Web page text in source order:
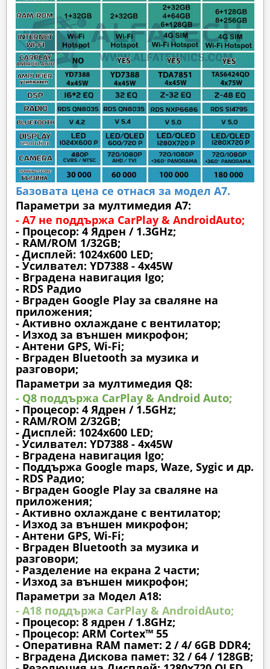
Базовата цена се отнася за модел А7.
Параметри за мултимедия A7:
- A7 не поддържа CarPlay & AndroidAuto;
- Процесор: 4 Ядрен / 1.3GHz;
- RAM/ROM 1/32GB;
- Дисплей: 1024х600 LED;
- Усилвател: YD7388 - 4x45W
- Вградена навигация Igo;
- RDS Радио
- Вграден Google Play за сваляне на
приложения;
- Активно охлаждане с вентилатор;
- Изход за външен микрофон;
- Антени GPS, Wi-Fi;
- Вграден Bluetooth за музика и
разговори;
Параметри за мултимедия Q8:
- Q8 поддържа CarPlay & Android Auto;
- Процесор: 4 Ядрен / 1.5GHz;
- RAM/ROM 2/32GB;
- Дисплей: 1024х600 LED;
- Усилвател: YD7388 - 4x45W
- Вградена навигация Igo;
- Поддържа Google maps, Waze, Sygic и др.
- RDS Радио;
- Вграден Google Play за сваляне на
приложения;
- Активно охлаждане с вентилатор;
- Изход за външен микрофон;
- Антени GPS, Wi-Fi;
- Вграден Bluetooth за музика и
разговори;
- Разделение на екрана 2 части;
- Изход за външен микрофон;
Параметри за Модел A18:
- A18 поддържа CarPlay & AndroidAuto;
- Процесор: 8 ядрен / 1.8GHz;
- Процесор: ARM Cortex™ 55
- Оперативна RAM памет: 2 / 4/ 6GB DDR4;
- Вградена Дискова памет: 32 / 64 / 128GB;